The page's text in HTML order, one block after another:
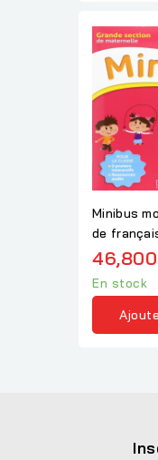
Minibus
de
En stock